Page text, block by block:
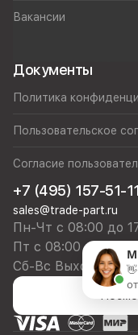
Вакансии
Документы
Политика
Пользовательское
Согласие
+7 (495) 157-51-11
sales@trade-part.ru
Пн-Чт с 08:00 до
Пт с 08:00 до 16:00
Сб-Вс Выходной